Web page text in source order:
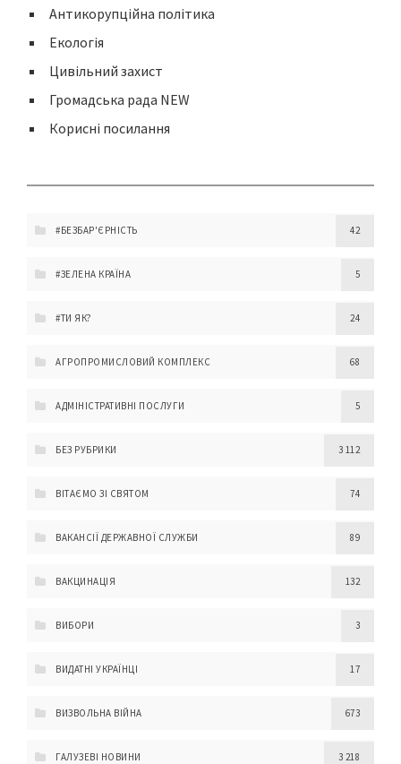
Антикорупційна політика
Екологія
Цивільний захист
Громадська рада NEW
Корисні посилання
#БЕЗБАР'ЄРНІСТЬ 42
#ЗЕЛЕНА КРАЇНА 5
#ТИ ЯК? 24
АГРОПРОМИСЛОВИЙ КОМПЛЕКС 68
АДМІНІСТРАТИВНІ ПОСЛУГИ 5
БЕЗ РУБРИКИ 3 112
ВІТАЄМО ЗІ СВЯТОМ 74
ВАКАНСІЇ ДЕРЖАВНОЇ СЛУЖБИ 89
ВАКЦИНАЦІЯ 132
ВИБОРИ 3
ВИДАТНІ УКРАЇНЦІ 17
ВИЗВОЛЬНА ВІЙНА 673
ГАЛУЗЕВІ НОВИНИ 3 218